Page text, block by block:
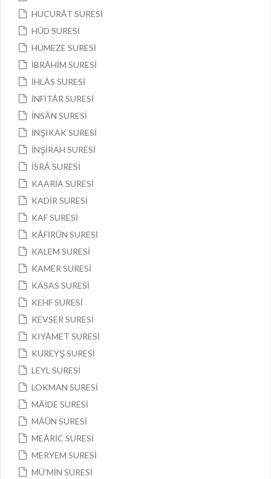
HUCURÂT SURESİ
HÛD SURESİ
HÜMEZE SURESİ
İBRÂHİM SURESİ
İHLÂS SURESİ
İNFİTÂR SURESİ
İNSÂN SURESİ
İNŞIKAK SURESİ
İNŞİRAH SURESİ
İSRÂ SURESİ
KAARİA SURESİ
KADİR SURESİ
KAF SURESİ
KÂFİRÛN SURESİ
KALEM SURESİ
KAMER SURESİ
KASAS SURESİ
KEHF SURESİ
KEVSER SURESİ
KIYÂMET SURESİ
KUREYŞ SURESİ
LEYL SURESİ
LOKMAN SURESİ
MÂİDE SURESİ
MÂÛN SURESİ
MEÂRİC SURESİ
MERYEM SURESİ
MÜ’MİN SURESİ